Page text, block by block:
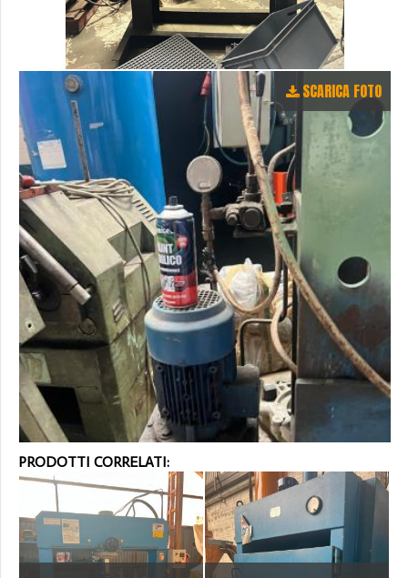
SCARICA FOTO
PRODOTTI CORRELATI: